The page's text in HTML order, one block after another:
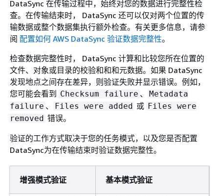
DataSync 在传输过程中，始终对您的数据进行完整性检
查。在传输结束时， DataSync 还可以仅对两个位置的传
输数据或整个数据集执行额外检查。有关更多信息，请参
阅 配置如何 AWS DataSync 验证数据完整性。
检查数据完整性时， DataSync 计算和比较您所在位置的
文件、对象或目录的校验和和和元数据。如果 DataSync
发现地点之间存在差异，则验证失败并显示错误。例如，
您可能会看到 Checksum failure 、
Metadata
failure 、 Files were added 或 Files were
removed 错误。
验证的工作方式取决于您的任务模式，以及您是否配置
DataSync为在传输结束时验证数据完整性。
增强模式验证 基本模式验证